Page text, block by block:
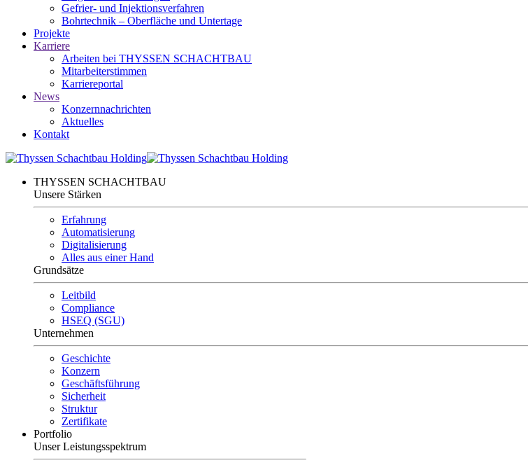
Gefrier- und Injektionsverfahren
Bohrtechnik – Oberfläche und Untertage
Projekte
Karriere
Arbeiten bei THYSSEN SCHACHTBAU
Mitarbeiterstimmen
Karriereportal
News
Konzernnachrichten
Aktuelles
Kontakt
THYSSEN SCHACHTBAU
Unsere Stärken
Erfahrung
Automatisierung
Digitalisierung
Alles aus einer Hand
Grundsätze
Leitbild
Compliance
HSEQ (SGU)
Unternehmen
Geschichte
Konzern
Geschäftsführung
Sicherheit
Struktur
Zertifikate
Portfolio
Unser Leistungsspektrum